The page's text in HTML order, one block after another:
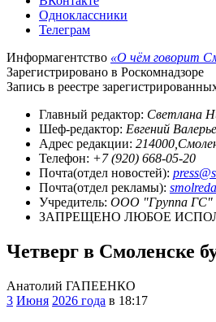
Одноклассники
Телеграм
Информагентство «О чём говорит
Зарегистрировано в Роскомнадзоре
Запись в реестре
Главный редактор: Светлана
Шеф-редактор: Евгений
Адрес редакции:
Телефон: +7 (920) 668-05-20
Почта(отдел новостей):
Почта(отдел рекламы):
Учредитель: ООО "Группа ГС"
ЗАПРЕЩЕНО ЛЮБОЕ
Четверг в Смоленске
Анатолий ГАПЕЕНКО
3 Июня 2026 года в 18:17